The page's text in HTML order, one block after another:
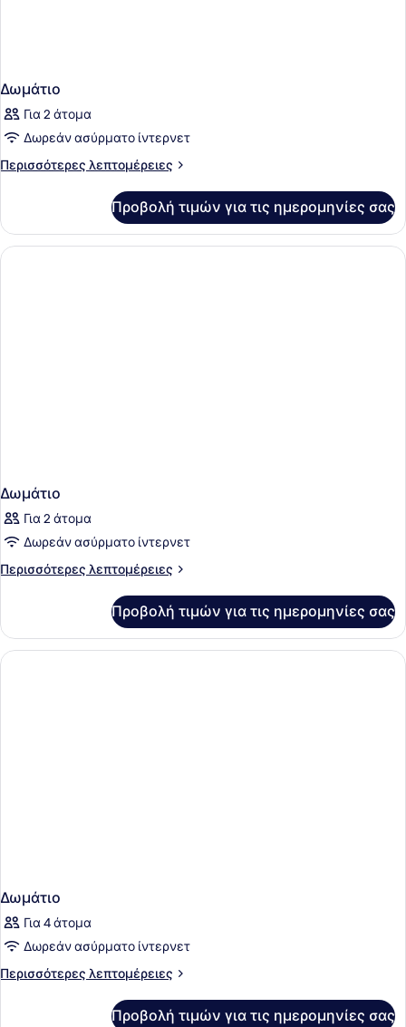
Δωμάτιο
Για 2 άτομα
Δωρεάν ασύρματο ίντερνετ
Περισσότερες λεπτομέρειες
Περισσότερες
Προβολή τιμών για τις ημερομηνίες σας
Δωμάτιο
Για 2 άτομα
Δωρεάν ασύρματο ίντερνετ
Περισσότερες λεπτομέρειες
Περισσότερες
Προβολή τιμών για τις ημερομηνίες σας
Δωμάτιο
Για 4 άτομα
Δωρεάν ασύρματο ίντερνετ
Περισσότερες λεπτομέρειες
Περισσότερες
Προβολή τιμών για τις ημερομηνίες σας